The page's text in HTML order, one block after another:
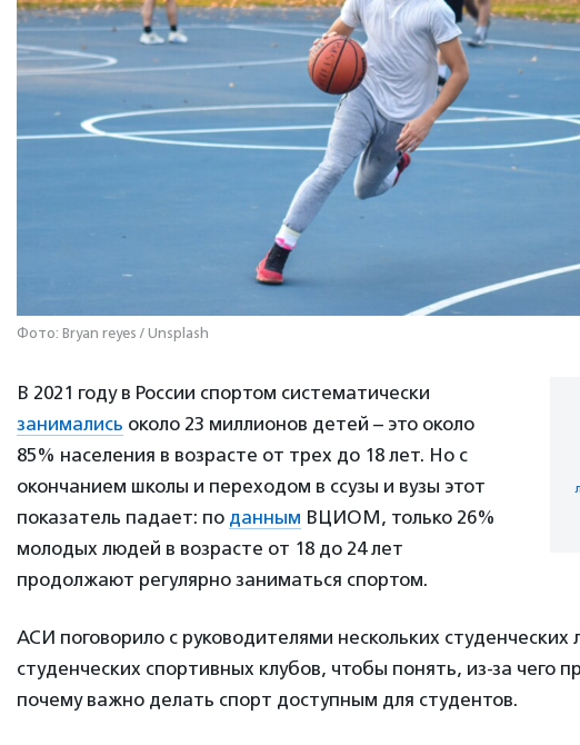
Фото: Bryan reyes / Unsplash
В 2021 году в России спортом систематически
занимались около 23 миллионов детей – это около
85% населения в возрасте от трех до 18 лет. Но с
окончанием школы и переходом в ссузы и вузы этот
показатель падает: по данным ВЦИОМ, только 26%
молодых людей в возрасте от 18 до 24 лет
продолжают регулярно заниматься спортом.
АСИ поговорило с руководителями нескольких студенческих
студенческих спортивных клубов, чтобы понять, из-за чего
почему важно делать спорт доступным для студентов.